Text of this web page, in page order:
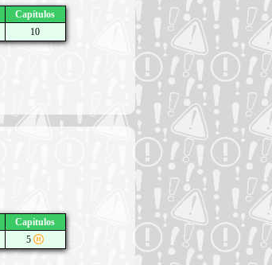
Capítulos
10
Capítulos
5